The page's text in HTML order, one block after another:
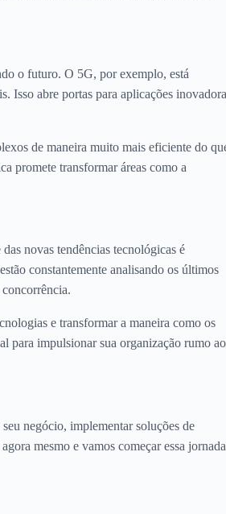
o futuro. O 5G, por exemplo, está
Isso abre portas para aplicações
de maneira muito mais eficiente do
promete transformar áreas como a
novas tendências tecnológicas é
constantemente analisando os últimos
concorrência.
e transformar a maneira como os
para impulsionar sua organização rumo ao
negócio, implementar soluções de
mesmo e vamos começar essa jornada